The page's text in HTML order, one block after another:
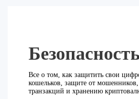
Безопасность
Все о том, как защитить свои
кошельков, защите от
транзакций и хранению